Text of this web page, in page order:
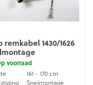
remkabel 1430/1626
voorraad
161 - 170 cm
Snelmontage